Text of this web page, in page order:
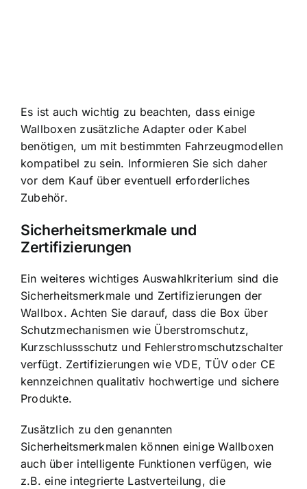
Es ist auch wichtig zu beachten, dass einige
Wallboxen zusätzliche Adapter oder Kabel
benötigen, um mit bestimmten Fahrzeugmodellen
kompatibel zu sein. Informieren Sie sich daher
vor dem Kauf über eventuell erforderliches
Zubehör.
Sicherheitsmerkmale und
Zertifizierungen
Ein weiteres wichtiges Auswahlkriterium sind die
Sicherheitsmerkmale und Zertifizierungen der
Wallbox. Achten Sie darauf, dass die Box über
Schutzmechanismen wie Überstromschutz,
Kurzschlussschutz und Fehlerstromschutzschalter
verfügt. Zertifizierungen wie VDE, TÜV oder CE
kennzeichnen qualitativ hochwertige und sichere
Produkte.
Zusätzlich zu den genannten
Sicherheitsmerkmalen können einige Wallboxen
auch über intelligente Funktionen verfügen, wie
z.B. eine integrierte Lastverteilung, die